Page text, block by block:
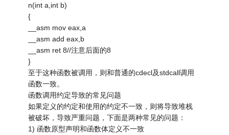
n(int a,int b)
{
__asm mov eax,a
__asm add eax,b
__asm ret 8//注意后面的8
}
至于这种函数被调用，则和普通的cdecl及stdcall调用
函数一致。
函数调用约定导致的常见问题
如果定义的约定和使用的约定不一致，则将导致堆栈
被破坏，导致严重问题，下面是两种常见的问题：
1) 函数原型声明和函数体定义不一致